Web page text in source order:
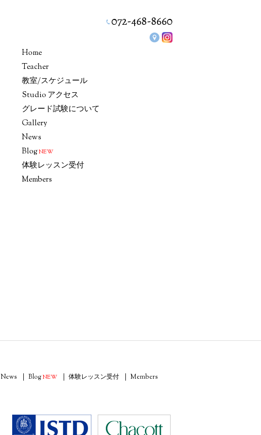
Home
Teacher
教室/スケジュール
Studio アクセス
グレード試験について
Gallery
News
BlogNEW
体験レッスン受付
Members
News BlogNEW 体験レッスン受付 Members